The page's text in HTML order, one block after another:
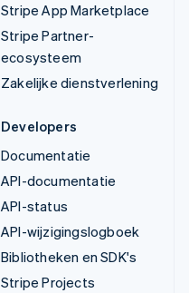
Stripe App Marketplace
Stripe Partner-
ecosysteem
Zakelijke dienstverlening
Developers
Documentatie
API-documentatie
API-status
API-wijzigingslogboek
Bibliotheken en SDK's
Stripe Projects